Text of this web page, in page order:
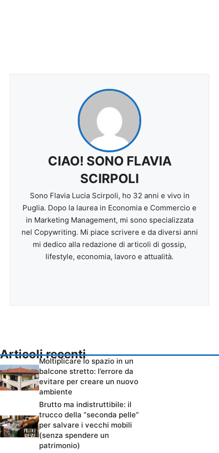
CIAO! SONO FLAVIA
SCIRPOLI
Sono Flavia Lucia Scirpoli, ho 32 anni e vivo in
Puglia. Dopo la laurea in Economia e Commercio e
in Marketing Management, mi sono specializzata
nel Copywriting. Mi piace scrivere e da diversi anni
mi dedico alla redazione di articoli di gossip,
lifestyle, economia, lavoro e attualità.
Articoli recenti
Moltiplicare lo spazio in un
balcone stretto: l’errore da
evitare per creare un nuovo
ambiente
Brutto ma indistruttibile: il
trucco della “seconda pelle”
per salvare i vecchi mobili
(senza spendere un
patrimonio)